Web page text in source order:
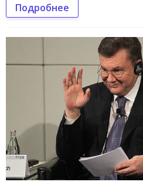
Подробнее